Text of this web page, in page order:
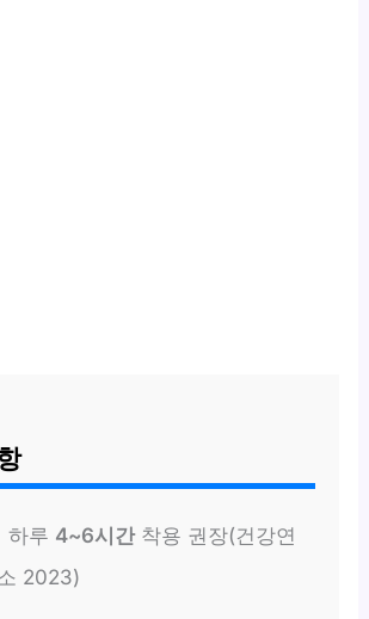
하루 4~6시간착용 권장(건강연
2023)